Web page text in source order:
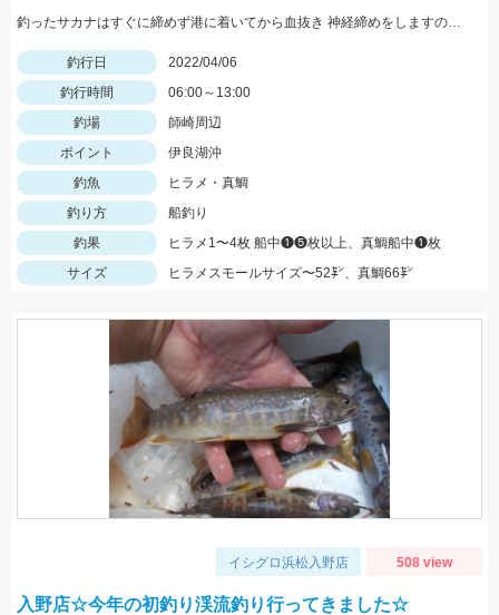
釣ったサカナはすぐに締めず港に着いてから血抜き 神経締めをしますので旨さ 食感が違い過ぎますッ‼︎
釣行日
2022/04/06
釣行時間
06:00～13:00
釣場
師崎周辺
ポイント
伊良湖沖
釣魚
ヒラメ・真鯛
釣り方
船釣り
釣果
ヒラメ1〜4枚 船中❶❺枚以上、真鯛船中❶枚
サイズ
ヒラメスモールサイズ〜52㌢、真鯛66㌢
イシグロ浜松入野店 508 view
入野店☆今年の初釣り渓流釣り行ってきました☆